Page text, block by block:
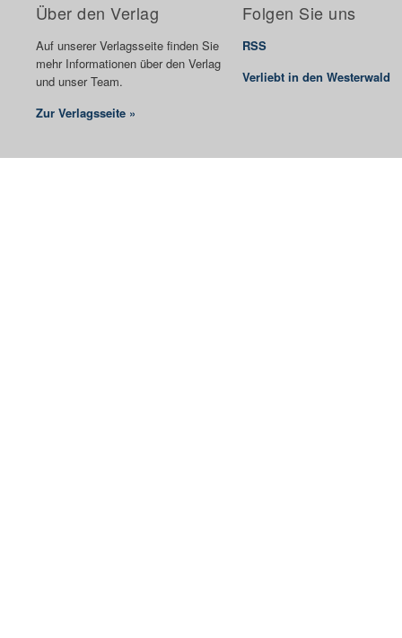
Über den Verlag
Auf unserer Verlagsseite finden Sie
mehr Informationen über den Verlag
und unser Team.
Zur Verlagsseite »
Folgen Sie uns
RSS
Verliebt in den Westerwald